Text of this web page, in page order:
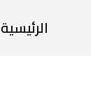
الرئيسية